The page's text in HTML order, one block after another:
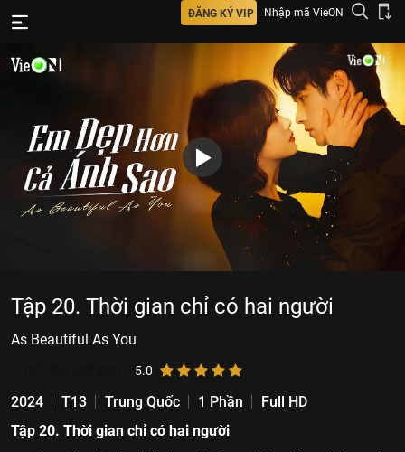
ĐĂNG KÝ VIP Nhập mã VieON
Tập 20. Thời gian chỉ có hai người
As Beautiful As You
5.0
2024 T13 Trung Quốc 1 Phần
Full HD
Tập 20. Thời gian chỉ có hai người